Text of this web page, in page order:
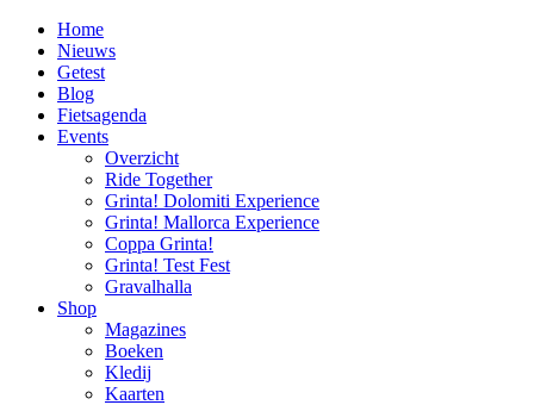
Home
Nieuws
Getest
Blog
Fietsagenda
Events
Overzicht
Ride Together
Grinta! Dolomiti Experience
Grinta! Mallorca Experience
Coppa Grinta!
Grinta! Test Fest
Gravalhalla
Shop
Magazines
Boeken
Kledij
Kaarten